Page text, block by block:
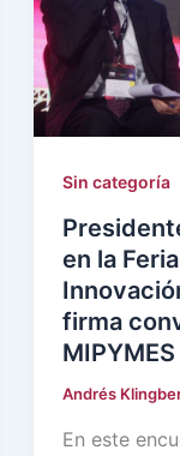
Sin categoría
en la
firma
MIPYMES
Andrés
En este